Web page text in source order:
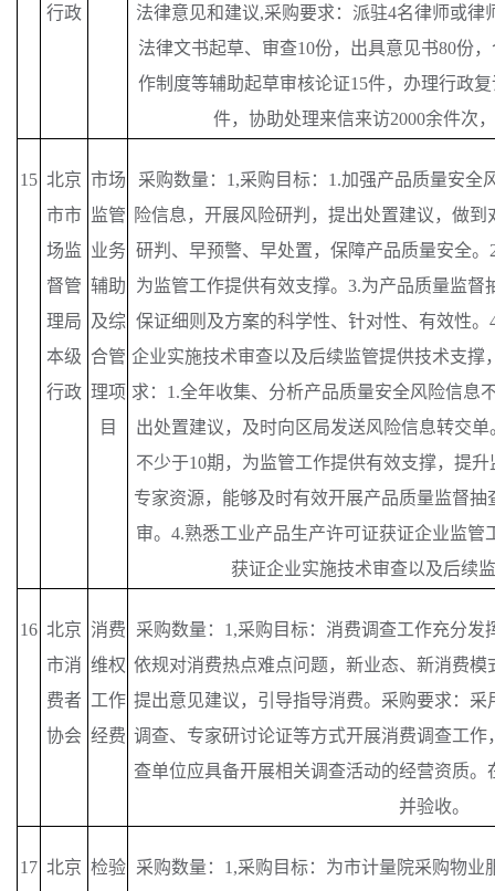
行政
法律意见和建议,采购要求：派驻4名律师或律
法律文书起草、审查10份，出具意见书80份
作制度等辅助起草审核论证15件，办理行政
件，协助处理来信来访2000余件次
15 北京
市市
场监
督管
理局
本级
行政
市场
监管
业务
辅助
及综
合管
理项
目
采购数量： 1,采购目标：1.加强产品质量安全
险信息，开展风险研判，提出处置建议，做
研判、早预警、早处置，保障产品质量安全
为监管工作提供有效支撑。3.为产品质量监督
保证细则及方案的科学性、针对性、有效性
企业实施技术审查以及后续监管提供技术支撑
求：1.全年收集、分析产品质量安全风险信息
出处置建议，及时向区局发送风险信息转交
不少于10期，为监管工作提供有效支撑，提
专家资源，能够及时有效开展产品质量监督
审。4.熟悉工业产品生产许可证获证企业监管
获证企业实施技术审查以及后续
16 北京
市消
费者
协会
消费
维权
工作
经费
采购数量： 1,采购目标：消费调查工作充分发
依规对消费热点难点问题，新业态、新消费
提出意见建议，引导指导消费。采购要求：
调查、专家研讨论证等方式开展消费调查工
查单位应具备开展相关调查活动的经营资质
并验收。
17 北京 检验
采购数量： 1,采购目标：为市计量院采购物业